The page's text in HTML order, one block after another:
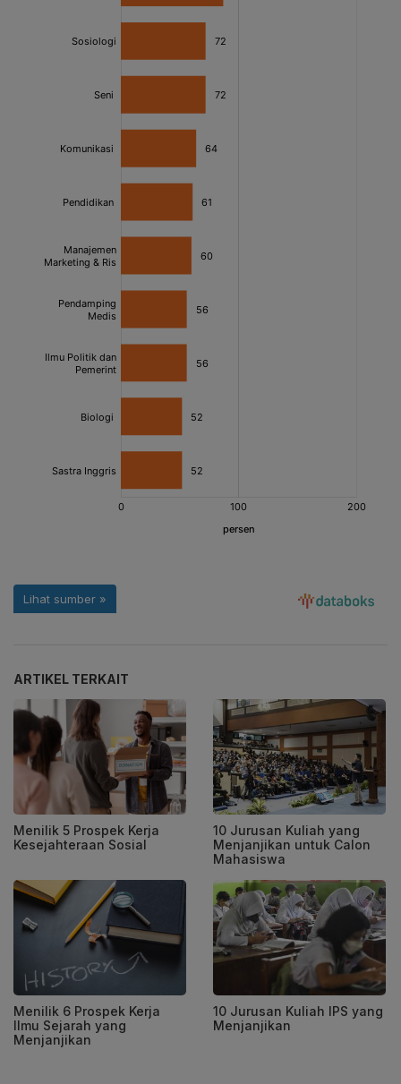
ARTIKEL TERKAIT
Menilik 5 Prospek Kerja
Kesejahteraan Sosial
10 Jurusan Kuliah yang
Menjanjikan untuk Calon
Mahasiswa
Menilik 6 Prospek Kerja
Ilmu Sejarah yang
Menjanjikan
10 Jurusan Kuliah IPS yang
Menjanjikan